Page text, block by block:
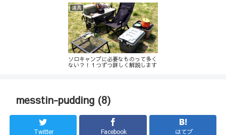
道具
ソロキャンプに必要なものって多く
ない？！１つずつ詳しく解説します
messtin-pudding (8)
Twitter Facebook はてブ